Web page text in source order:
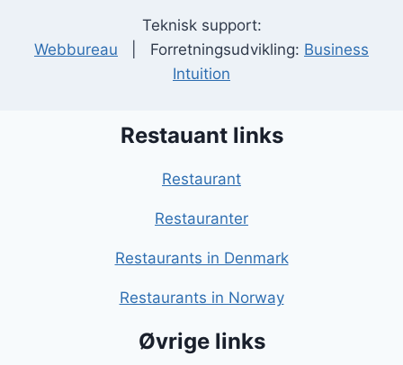
Teknisk support:
Webbureau | Forretningsudvikling: Business
Intuition
Restauant links
Restaurant
Restauranter
Restaurants in Denmark
Restaurants in Norway
Øvrige links